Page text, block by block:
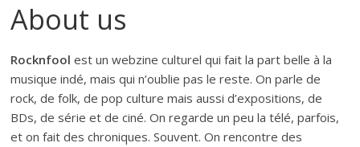
About us
Rocknfool est un webzine culturel qui fait la part belle à la
musique indé, mais qui n’oublie pas le reste. On parle de
rock, de folk, de pop culture mais aussi d’expositions, de
BDs, de série et de ciné. On regarde un peu la télé, parfois,
et on fait des chroniques. Souvent. On rencontre des